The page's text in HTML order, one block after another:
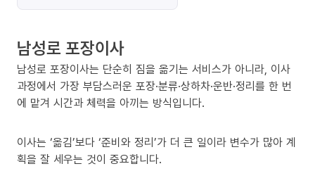
남성로 포장이사
남성로 포장이사는 단순히 짐을 옮기는 서비스가 아니라, 이사
과정에서 가장 부담스러운 포장·분류·상하차·운반·정리를 한 번
에 맡겨 시간과 체력을 아끼는 방식입니다.
이사는 ‘옮김’보다 ‘준비와 정리’가 더 큰 일이라 변수가 많아 계
획을 잘 세우는 것이 중요합니다.